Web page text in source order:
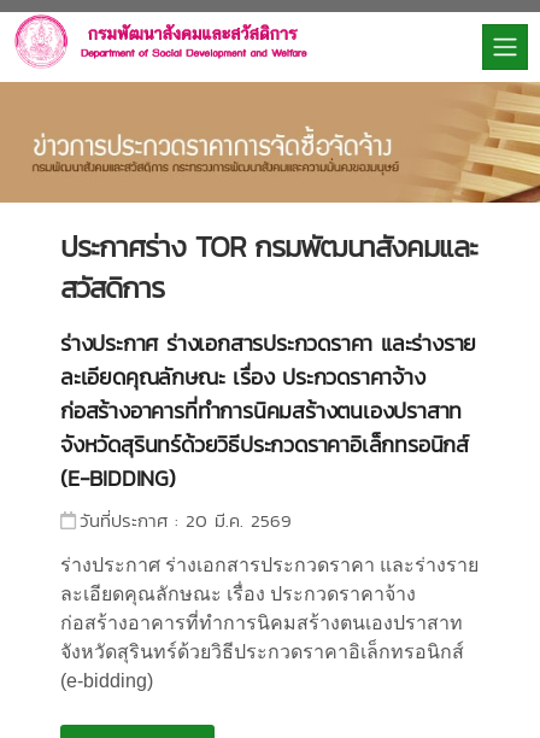
ประกาศร่าง TOR กรมพัฒนาสังคมและ
สวัสดิการ
ร่างประกาศ ร่างเอกสารประกวดราคา และร่างราย
ละเอียดคุณลักษณะ เรื่อง ประกวดราคาจ้าง
ก่อสร้างอาคารที่ทำการนิคมสร้างตนเองปราสาท
จังหวัดสุรินทร์ด้วยวิธีประกวดราคาอิเล็กทรอนิกส์
(E-BIDDING)
วันที่ประกาศ : 20 มี.ค. 2569
ร่างประกาศ ร่างเอกสารประกวดราคา และร่างราย
ละเอียดคุณลักษณะ เรื่อง ประกวดราคาจ้าง
ก่อสร้างอาคารที่ทำการนิคมสร้างตนเองปราสาท
จังหวัดสุรินทร์ด้วยวิธีประกวดราคาอิเล็กทรอนิกส์
(e-bidding)